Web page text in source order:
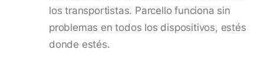
los transportistas. Parcello funciona sin
problemas en todos los dispositivos, estés
donde estés.